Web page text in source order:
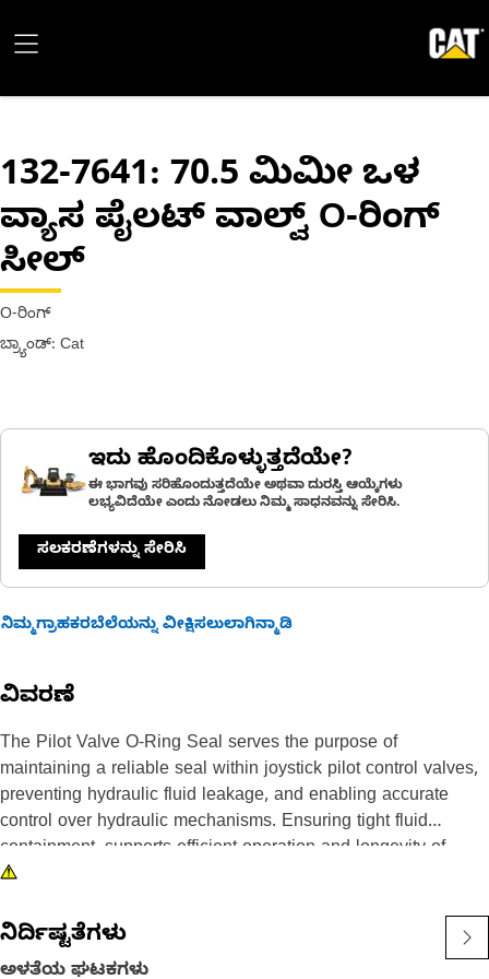
132-7641: 70.5 ಮಿಮೀ ಒಳ
ವ್ಯಾಸ ಪೈಲಟ್ ವಾಲ್ವ್ O-ರಿಂಗ್
ಸೀಲ್
O-ರಿಂಗ್
ಬ್ರ್ಯಾಂಡ್: Cat
ಇದು ಹೊಂದಿಕೊಳ್ಳುತ್ತದೆಯೇ?
ಈ ಭಾಗವು ಸರಿಹೊಂದುತ್ತದೆಯೇ ಅಥವಾ ದುರಸ್ತಿ ಆಯ್ಕೆಗಳು
ಲಭ್ಯವಿದೆಯೇ ಎಂದು ನೋಡಲು ನಿಮ್ಮ ಸಾಧನವನ್ನು ಸೇರಿಸಿ.
ಸಲಕರಣೆಗಳನ್ನು ಸೇರಿಸಿ
ನಿಮ್ಮಗ್ರಾಹಕರಬೆಲೆಯನ್ನು ವೀಕ್ಷಿಸಲುಲಾಗಿನ್ಮಾಡಿ
ವಿವರಣೆ
The Pilot Valve O-Ring Seal serves the purpose of
maintaining a reliable seal within joystick pilot control valves,
preventing hydraulic fluid leakage, and enabling accurate
control over hydraulic mechanisms. Ensuring tight fluid
containment, supports efficient operation and longevity of
hydraulic systems, minimizing downtime and maintenance
Attributes:
ನಿರ್ದಿಷ್ಟತೆಗಳು
ಅಳತೆಯ ಘಟಕಗಳು